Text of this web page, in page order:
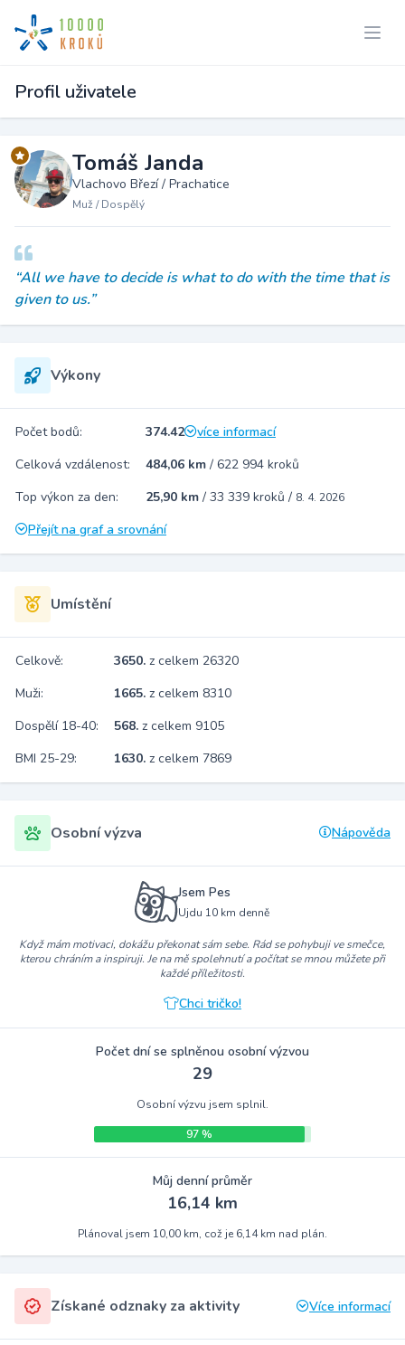
Profil uživatele
Tomáš Janda
Vlachovo Březí / Prachatice
Muž / Dospělý
“All we have to decide is what to do with the time that is
given to us.”
Výkony
Počet bodů: 374.42
více informací
Celková vzdálenost:
484,06 km / 622 994 kroků
Top výkon za den:
25,90 km / 33 339 kroků / 8. 4. 2026
Přejít na graf a srovnání
Umístění
Celkově: 3650. z celkem 26320
Muži:
1665. z celkem 8310
Dospělí 18-40:
568. z celkem 9105
BMI 25-29:
1630. z celkem 7869
Osobní výzva Nápověda
Jsem Pes
Ujdu 10 km denně
Když mám motivaci, dokážu překonat sám sebe. Rád se pohybuji ve smečce,
kterou chráním a inspiruji. Je na mě spolehnutí a počítat se mnou můžete při
každé příležitosti.
Chci tričko!
Počet dní se splněnou osobní výzvou
29
Osobní výzvu jsem splnil.
97 %
Můj denní průměr
16,14 km
Plánoval jsem 10,00 km, což je 6,14 km nad plán.
Získané odznaky za aktivity Více informací